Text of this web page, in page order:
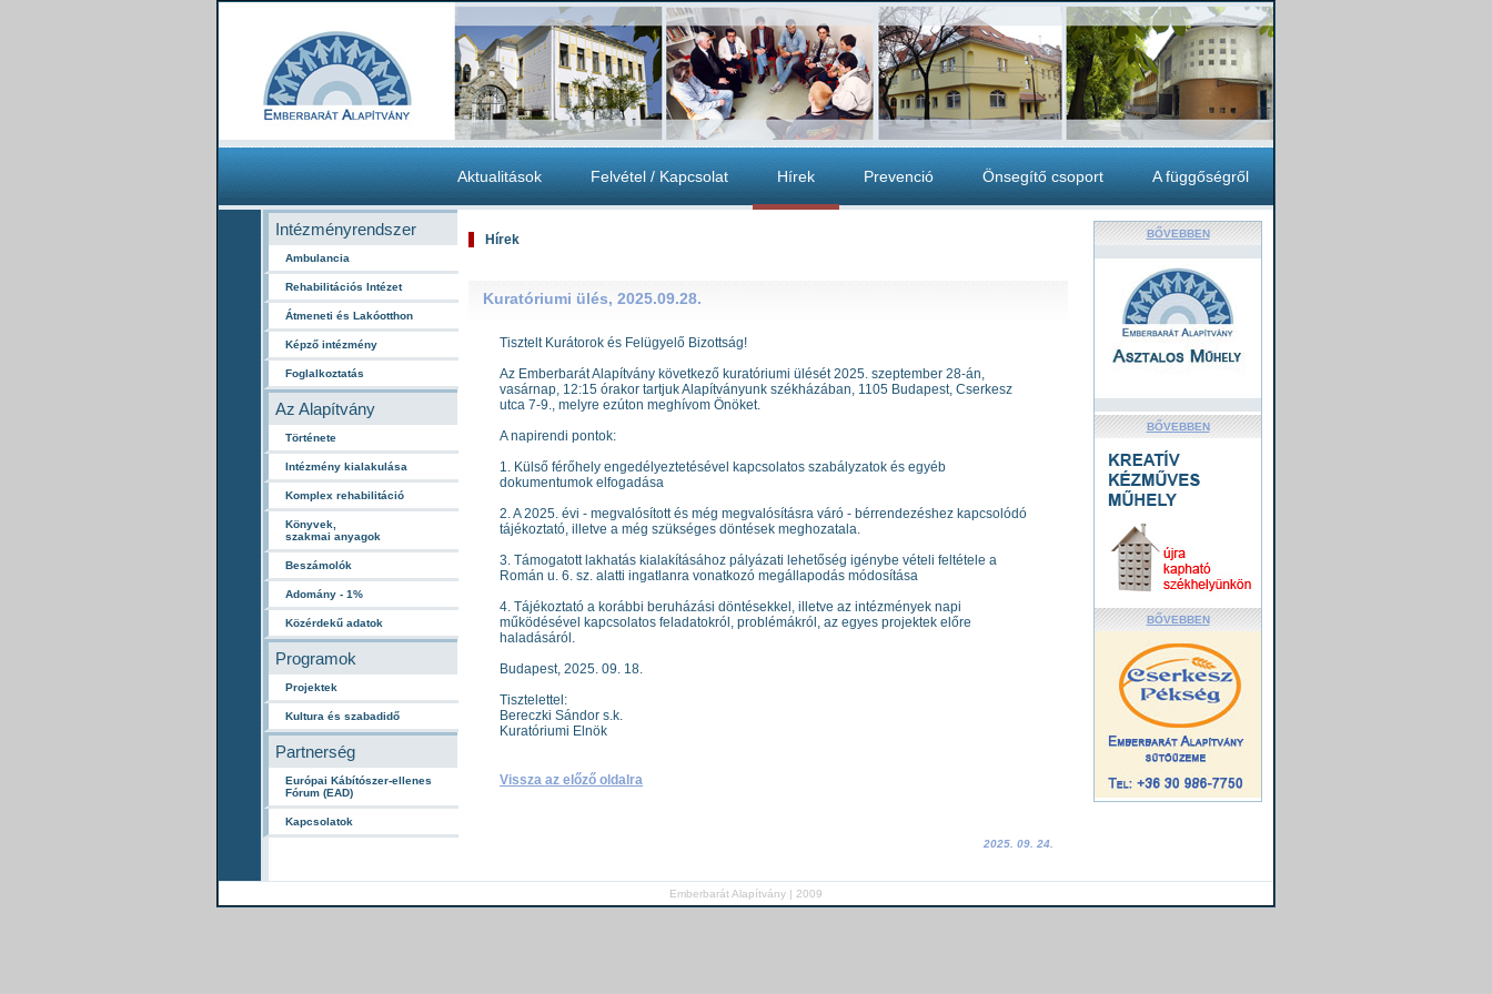
Aktualitások Felvétel / Kapcsolat Hírek Prevenció Önsegítő csoport A függőségről
Intézményrendszer
Ambulancia
Rehabilitációs Intézet
Átmeneti és Lakóotthon
Képző intézmény
Foglalkoztatás
Az Alapítvány
Története
Intézmény kialakulása
Komplex rehabilitáció
Könyvek,
szakmai anyagok
Beszámolók
Adomány - 1%
Közérdekű adatok
Programok
Projektek
Kultura és szabadidő
Partnerség
Európai Kábítószer-ellenes
Fórum (EAD)
Kapcsolatok
BŐVEBBEN
BŐVEBBEN
BŐVEBBEN
Hírek
Kuratóriumi ülés, 2025.09.28.
Tisztelt Kurátorok és Felügyelő Bizottság!
Az Emberbarát Alapítvány következő kuratóriumi ülését 2025. szeptember 28-án,
vasárnap, 12:15 órakor tartjuk Alapítványunk székházában, 1105 Budapest, Cserkesz
utca 7-9., melyre ezúton meghívom Önöket.
A napirendi pontok:
1. Külső férőhely engedélyeztetésével kapcsolatos szabályzatok és egyéb
dokumentumok elfogadása
2. A 2025. évi - megvalósított és még megvalósításra váró - bérrendezéshez kapcsolódó
tájékoztató, illetve a még szükséges döntések meghozatala.
3. Támogatott lakhatás kialakításához pályázati lehetőség igénybe vételi feltétele a
Román u. 6. sz. alatti ingatlanra vonatkozó megállapodás módosítása
4. Tájékoztató a korábbi beruházási döntésekkel, illetve az intézmények napi
működésével kapcsolatos feladatokról, problémákról, az egyes projektek előre
haladásáról.
Budapest, 2025. 09. 18.
Tisztelettel:
Bereczki Sándor s.k.
Kuratóriumi Elnök
Vissza az előző oldalra
2025. 09. 24.
Emberbarát Alapítvány | 2009